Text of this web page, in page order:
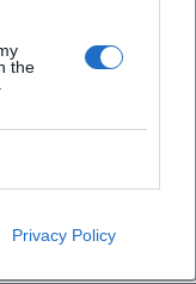
the
Privacy Policy